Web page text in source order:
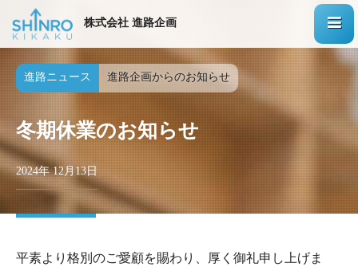
株式会社 進路企画
進路ニュース 進路企画からのお知らせ
冬期休業のお知らせ
2024年 12月13日
平素より格別のご愛顧を賜わり、厚く御礼申し上げま